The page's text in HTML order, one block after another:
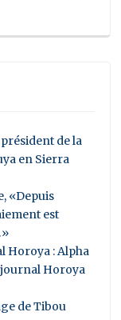
de la
en Sierra
«Depuis
est
Horoya : Alpha
journal Horoya
de Tibou